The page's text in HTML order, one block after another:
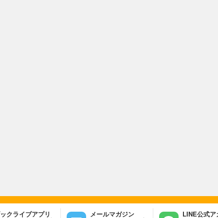
クライブアプリ メールマガジン LINE公式ア